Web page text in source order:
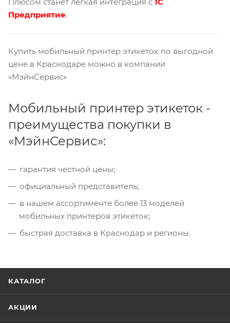
Предприятие.
Купить мобильный принтер этикеток по выгодной
цене в Краснодаре можно в компании
«МэйнСервис»
Мобильный принтер этикеток -
преимущества покупки в
«МэйнСервис»:
гарантия честной цены;
официальный представитель;
в нашем ассортименте более 13 моделей
мобильных принтеров этикеток;
быстрая доставка в Краснодар и регионы.
КАТАЛОГ
АКЦИИ